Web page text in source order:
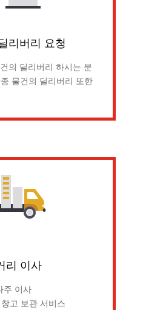
리버리 요청
의 딜리버리 하시는 분
물건의 딜리버리 또한
리 이사
주 이사
고 보관 서비스